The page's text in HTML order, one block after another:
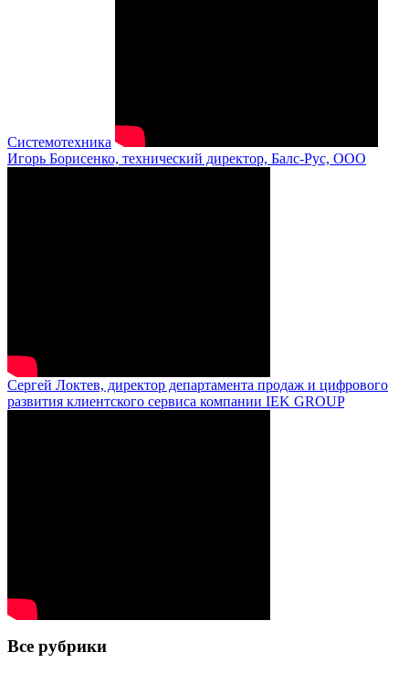
Системотехника
Игорь Борисенко, технический директор, Балс-Рус, ООО
Сергей Локтев, директор департамента продаж и цифрового
развития клиентского сервиса компании IEK GROUP
Все рубрики